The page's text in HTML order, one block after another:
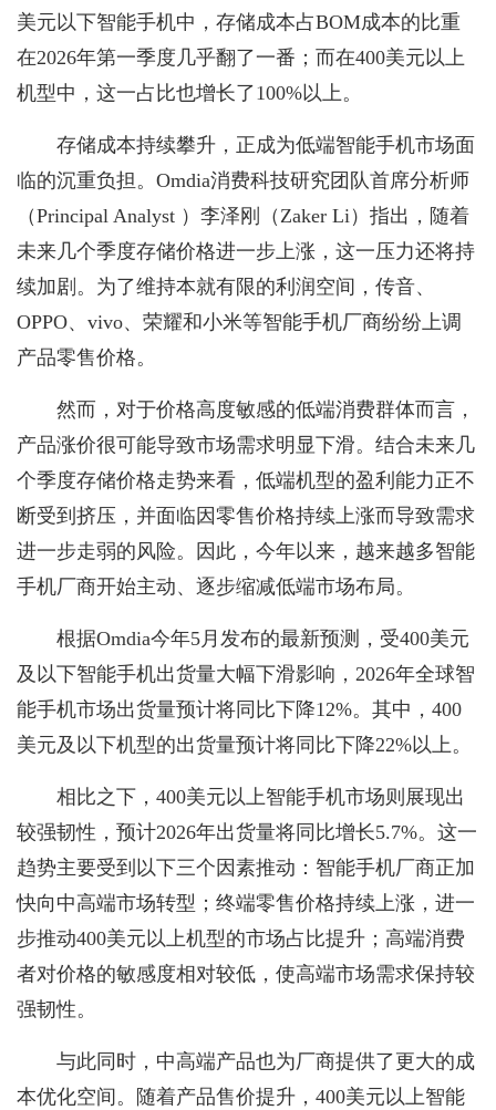
美元以下智能手机中，存储成本占BOM成本的比重
在2026年第一季度几乎翻了一番；而在400美元以上
机型中，这一占比也增长了100%以上。
存储成本持续攀升，正成为低端智能手机市场面
临的沉重负担。Omdia消费科技研究团队首席分析师
（Principal Analyst ）李泽刚（Zaker Li）指出，随着
未来几个季度存储价格进一步上涨，这一压力还将持
续加剧。为了维持本就有限的利润空间，传音、
OPPO、vivo、荣耀和小米等智能手机厂商纷纷上调
产品零售价格。
然而，对于价格高度敏感的低端消费群体而言，
产品涨价很可能导致市场需求明显下滑。结合未来几
个季度存储价格走势来看，低端机型的盈利能力正不
断受到挤压，并面临因零售价格持续上涨而导致需求
进一步走弱的风险。因此，今年以来，越来越多智能
手机厂商开始主动、逐步缩减低端市场布局。
根据Omdia今年5月发布的最新预测，受400美元
及以下智能手机出货量大幅下滑影响，2026年全球智
能手机市场出货量预计将同比下降12%。其中，400
美元及以下机型的出货量预计将同比下降22%以上。
相比之下，400美元以上智能手机市场则展现出
较强韧性，预计2026年出货量将同比增长5.7%。这一
趋势主要受到以下三个因素推动： 智能手机厂商正加
快向中高端市场转型； 终端零售价格持续上涨，进一
步推动400美元以上机型的市场占比提升； 高端消费
者对价格的敏感度相对较低，使高端市场需求保持较
强韧性。
与此同时，中高端产品也为厂商提供了更大的成
本优化空间。随着产品售价提升，400美元以上智能